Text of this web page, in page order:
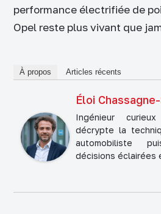
performance électrifiée de
Opel reste plus vivant que
À propos Articles récents
Éloi
Ingénieur
décrypte la
automobiliste
décisions éclairées